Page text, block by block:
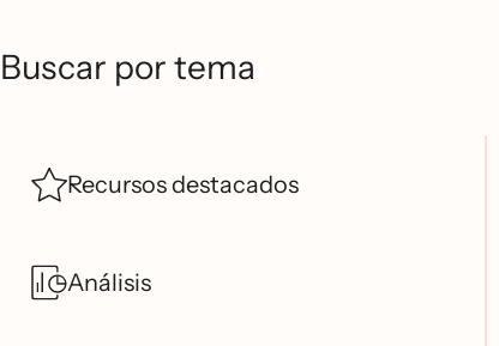
Buscar por tema
Recursos destacados
Análisis